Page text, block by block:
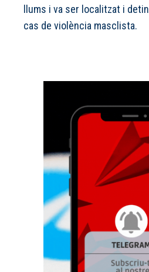
llums i va ser localitzat i
cas de violència masclista.